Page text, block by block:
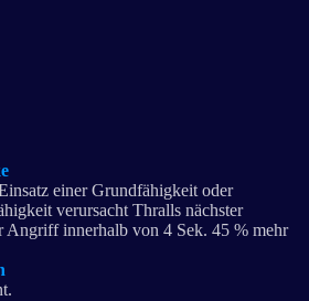
einer Grundfähigkeit oder
verursacht Thralls nächster
Angriff innerhalb von 4 Sek. 45 % mehr